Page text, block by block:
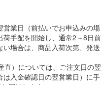
業日（前払いでお申込みの場
手配を開始し、通常2～8日前
場合は、商品入荷次第、発送
直）については、ご注文日の翌
入金確認日の翌営業日）に手